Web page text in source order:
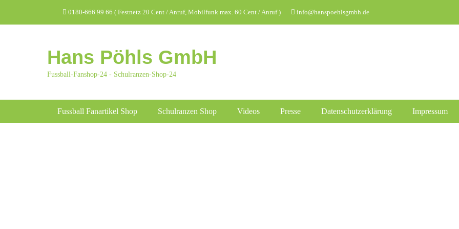
Header Top Menu
0180-666 99 66 ( Festnetz 20 Cent / Anruf, Mobilfunk max. 60 Cent / Anruf ) info@hanspoehlsgmbh.de
Hans Pöhls GmbH
Fussball-Fanshop-24 - Schulranzen-Shop-24
Hauptmenü
Fussball Fanartikel Shop Schulranzen Shop Videos Presse Datenschutzerklärung Impressum